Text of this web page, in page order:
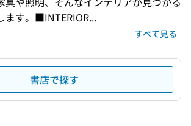
ます。■INTERIOR...
すべて見る
書店で探す